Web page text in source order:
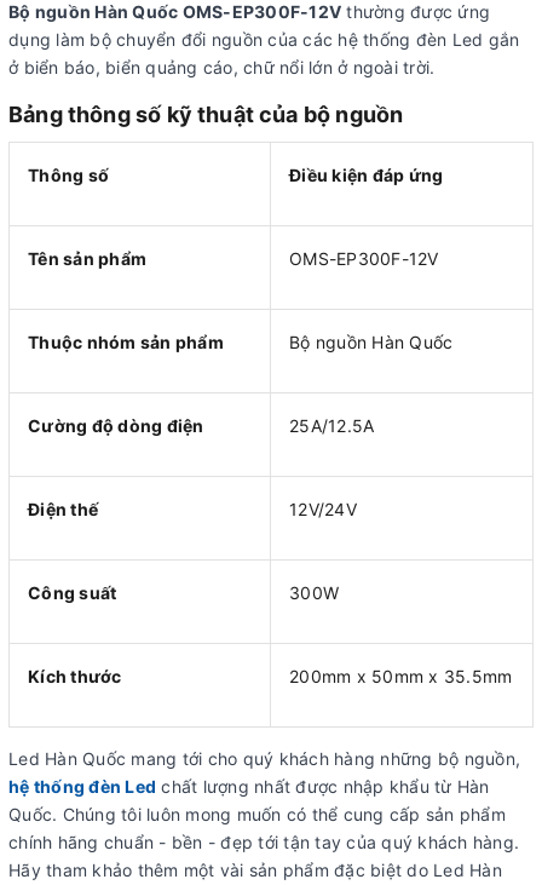
Bộ nguồn Hàn Quốc OMS-EP300F-12V thường được ứng
dụng làm bộ chuyển đổi nguồn của các hệ thống đèn Led gắn
ở biển báo, biển quảng cáo, chữ nổi lớn ở ngoài trời.
Bảng thông số kỹ thuật của bộ nguồn
Thông số Điều kiện đáp ứng
Tên sản phẩm OMS-EP300F-12V
Thuộc nhóm sản phẩm Bộ nguồn Hàn Quốc
Cường độ dòng điện 25A/12.5A
Điện thế 12V/24V
Công suất 300W
Kích thước 200mm x 50mm x 35.5mm
Led Hàn Quốc mang tới cho quý khách hàng những bộ nguồn,
hệ thống đèn Led chất lượng nhất được nhập khẩu từ Hàn
Quốc. Chúng tôi luôn mong muốn có thể cung cấp sản phẩm
chính hãng chuẩn - bền - đẹp tới tận tay của quý khách hàng.
Hãy tham khảo thêm một vài sản phẩm đặc biệt do Led Hàn